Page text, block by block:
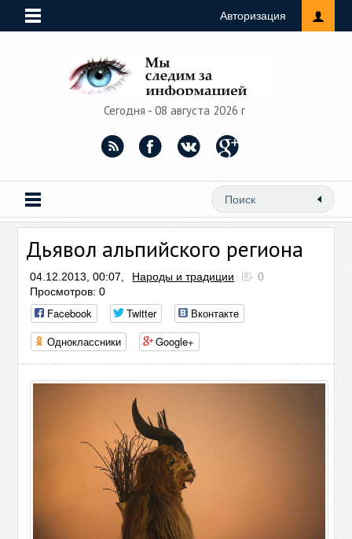
Авторизация
Сегодня - 08 августа 2026 г
Дьявол альпийского региона
04.12.2013, 00:07, Народы и традиции
0
Просмотров: 0
Facebook Twitter
Вконтакте
Одноклассники
Google+